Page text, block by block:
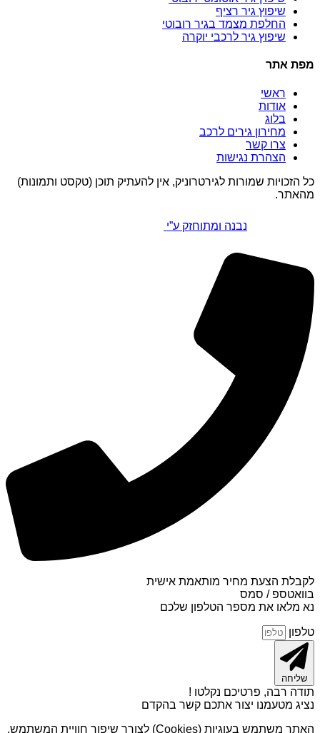
שיפוץ גיר רציף
החלפת מצמד בגיר רובוטי
שיפוץ גיר לרכבי יוקרה
מפת אתר
ראשי
אודות
בלוג
מחירון גירים לרכב
צרו קשר
הצהרת נגישות
כל הזכויות שמורות לגירטרוניק, אין להעתיק תוכן (טקסט ותמונות)
מהאתר.
נבנה ומתוחזק ע”י
לקבלת הצעת מחיר מותאמת אישית
בוואטספ / סמס
נא מלאו את מספר הטלפון שלכם
טלפון
שליחה
תודה רבה, פרטיכם נקלטו !
נציג מטעמנו יצור אתכם קשר בהקדם
האתר משתמש בעוגיות (Cookies) לצורך שיפור חוויית המשתמש,